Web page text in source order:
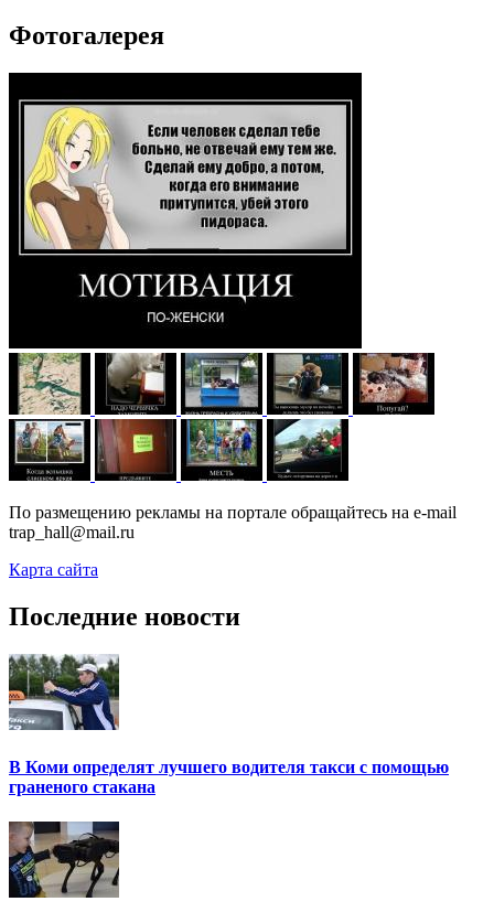
Фотогалерея
По размещению рекламы на портале обращайтесь на e-mail
trap_hall@mail.ru
Карта сайта
Последние новости
В Коми определят лучшего водителя такси с помощью
граненого стакана